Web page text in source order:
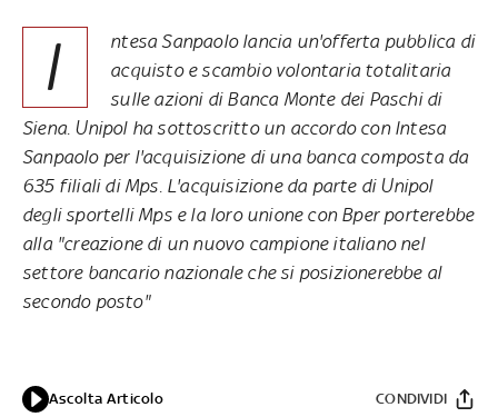
I
ntesa Sanpaolo lancia un'offerta pubblica di
acquisto e scambio volontaria totalitaria
sulle azioni di Banca Monte dei Paschi di
Siena. Unipol ha sottoscritto un accordo con Intesa
Sanpaolo per l'acquisizione di una banca composta da
635 filiali di Mps. L'acquisizione da parte di Unipol
degli sportelli Mps e la loro unione con Bper porterebbe
alla "creazione di un nuovo campione italiano nel
settore bancario nazionale che si posizionerebbe al
secondo posto"
Ascolta Articolo
CONDIVIDI